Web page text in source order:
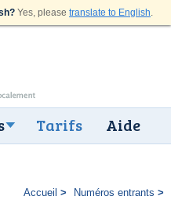
Yes, please translate to English.
Tarifs Aide
Accueil Numéros entrants